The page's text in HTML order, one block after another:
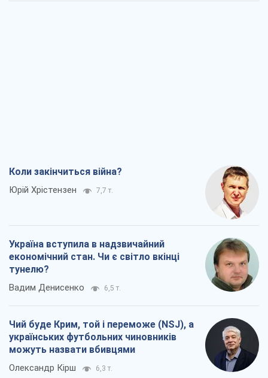
Коли закінчиться війна?
Юрій Хрістензен 7,7 т.
Україна вступила в надзвичайний
економічний стан. Чи є світло вкінці
тунелю?
Вадим Денисенко 6,5 т.
Чий буде Крим, той і переможе (NSJ), а
українських футбольних чиновників
можуть назвати вбивцями
Олександр Кірш 6,3 т.